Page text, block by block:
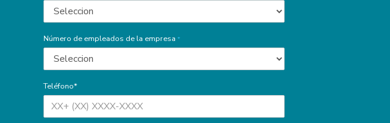
Número de empleados de la empresa *
Teléfono*